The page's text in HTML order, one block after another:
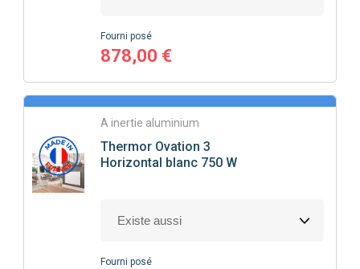
Fourni posé
878,00 €
A inertie aluminium
Thermor Ovation 3
Horizontal blanc 750 W
Fourni posé